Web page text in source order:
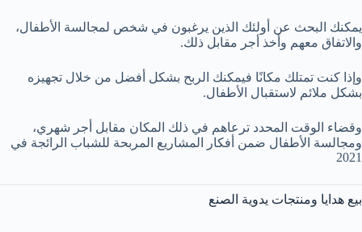
يمكنك البحث عن أولئك الذين يرغبون في شخص لمجالسة الأطفال،
والاتفاق معهم وأخذ أجر مقابل ذلك.
وإذا كنت تمتلك مكانًا فيمكنك الربح بشكل أفضل من خلال تجهيزه
بشكل ملائم لاستقبال الأطفال.
وقضاء الوقت المحدد ترعاهم في ذلك المكان مقابل أجر شهري،
ومجالسة الأطفال ضمن أفكار المشاريع المربحة للشباب الرائجة في
2021
بيع هدايا ومنتجات يدوية الصنع